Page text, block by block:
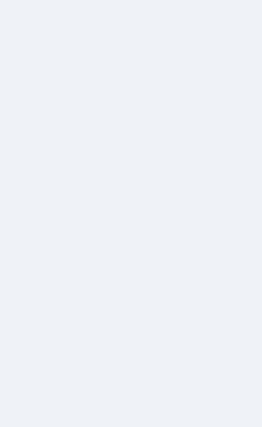
なくす不安と消える恐怖をゼ
英語が「聞こえる・分かる・
【海外ツアー完全ガイド】ア
梅干しを毎日食べたらどうな
ブルーベリーを毎日食べた
かいまき（掻巻き）超完全ガ
【最新版】掛け布団の選び方“
【アシストステッパー】ハン
【2026年最新保存版】エアト
「3秒で整う、新しい栄養補
クリスマスの魔法で、心と